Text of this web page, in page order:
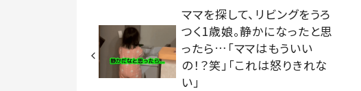
ママを探して、リビングをうろ
つく1歳娘。静かになったと思
ったら…「ママはもういい
の！？笑」「これは怒りきれな
い」